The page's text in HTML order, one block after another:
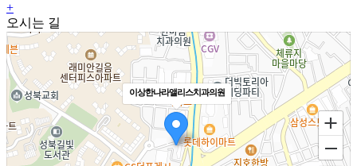
+
오시는 길
이상한나라앨리스치과의원